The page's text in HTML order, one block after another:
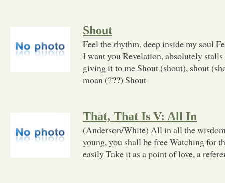
Shout
Feel the rhythm, deep inside my soul
I want you Revelation, absolutely
giving it to me Shout (shout), shout
moan (???) Shout
That, That Is V: All In
(Anderson/White) All in all the
young, you shall be free Watching for
easily Take it as a point of love, a